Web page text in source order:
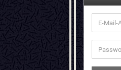
E-
Mail-
Adresse